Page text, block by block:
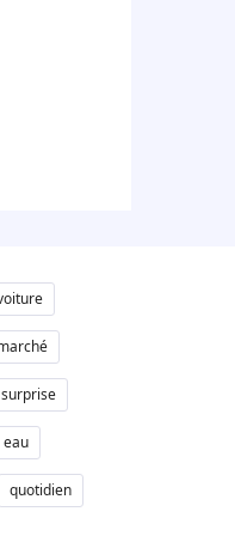
surprise
eau
quotidien